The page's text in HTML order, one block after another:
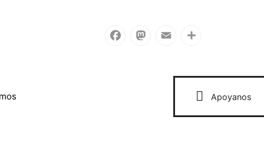
Apoyanos